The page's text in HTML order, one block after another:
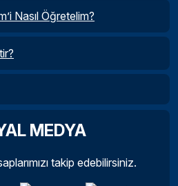
Nasıl Öğretelim?
MEDYA
takip edebilirsiniz.